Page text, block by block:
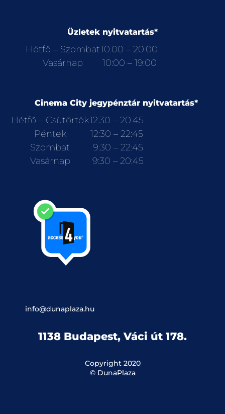
Üzletek nyitvatartás*
Hétfő – Szombat10:00 – 20:00
Vasárnap
10:00 – 19:00
Cinema City jegypénztár nyitvatartás*
Hétfő – Csütörtök12:30 – 20:45
Péntek
12:30 – 22:45
Szombat
9:30 – 22:45
Vasárnap
9:30 – 20:45
info@dunaplaza.hu
1138 Budapest, Váci út 178.
Copyright 2020
© DunaPlaza